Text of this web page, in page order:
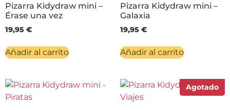
Pizarra Kidydraw mini –
Érase una vez
19,95 €
Añadir al carrito
Pizarra Kidydraw mini –
Galaxia
19,95 €
Añadir al carrito
Agotado